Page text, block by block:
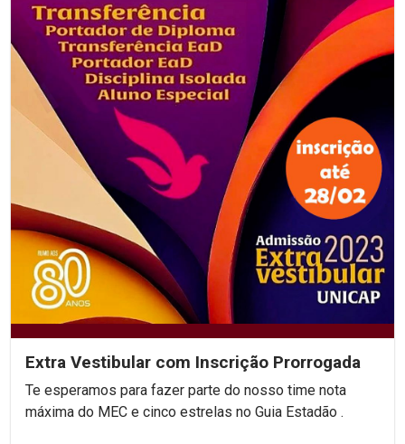
Extra Vestibular com Inscrição Prorrogada
Te esperamos para fazer parte do nosso time nota
máxima do MEC e cinco estrelas no Guia Estadão .